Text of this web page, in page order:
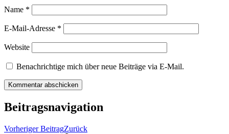
Name *
E-Mail-Adresse *
Website
Benachrichtige mich über neue Beiträge via E-Mail.
Beitragsnavigation
Vorheriger BeitragZurück